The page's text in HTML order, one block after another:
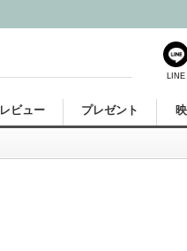
レビュー プレゼント
LINE